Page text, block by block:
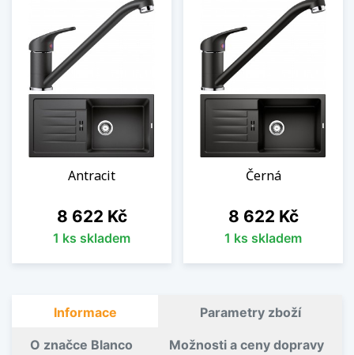
Antracit
Cena
8 622 Kč
1 ks skladem
Černá
Cena
8 622 Kč
1 ks skladem
Informace Parametry zboží
O značce Blanco Možnosti a ceny dopravy